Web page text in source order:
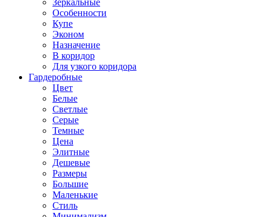
Зеркальные
Особенности
Купе
Эконом
Назначение
В коридор
Для узкого коридора
Гардеробные
Цвет
Белые
Светлые
Серые
Темные
Цена
Элитные
Дешевые
Размеры
Большие
Маленькие
Стиль